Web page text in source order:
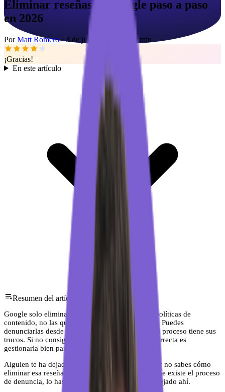
Eliminar reseñas de Google paso a paso
en 2026
Por Matt Romero ·3 de julio de 2026 10min
¡Gracias!
En este artículo
Resumen del artículo
Google solo elimina reseñas que incumplen sus políticas de
contenido, no las que simplemente son negativas. Puedes
denunciarlas desde tu ficha o desde Maps, pero el proceso tiene sus
trucos. Si no consigues eliminarla, la estrategia correcta es
gestionarla bien para que no te hunda.
Alguien te ha dejado una reseña falsa en Google y no sabes cómo
eliminar esa reseña de Google. O peor: sí sabes que existe el proceso
de denuncia, lo has intentado, y Google te la ha dejado ahí.